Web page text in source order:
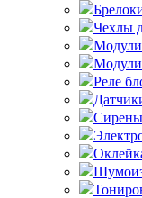
Чехлы
Модули
Реле
Сирены